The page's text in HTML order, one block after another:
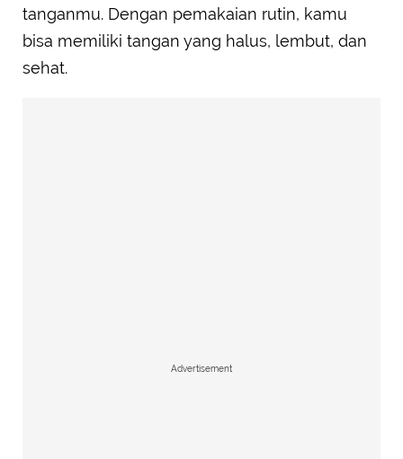
tanganmu. Dengan pemakaian rutin, kamu
bisa memiliki tangan yang halus, lembut, dan
sehat.
Advertisement